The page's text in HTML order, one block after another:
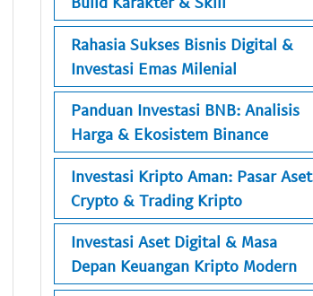
Rahasia Sukses Bisnis Digital &
Investasi Emas Milenial
Panduan Investasi BNB: Analisis
Harga & Ekosistem Binance
Investasi Kripto Aman: Pasar Aset
Crypto & Trading Kripto
Investasi Aset Digital & Masa
Depan Keuangan Kripto Modern